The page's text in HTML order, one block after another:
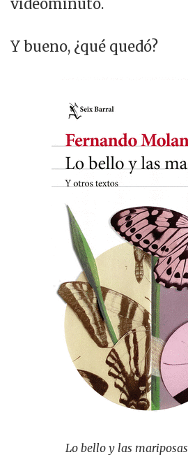
videominuto.
Y bueno, ¿qué quedó?
Lo bello y las mariposas